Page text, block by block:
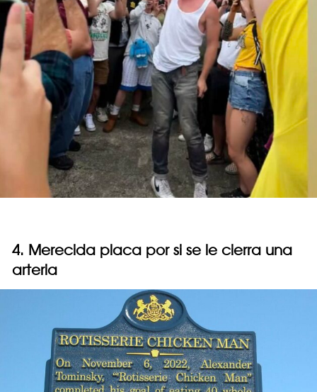
4. Merecida placa por si se le cierra una
arteria